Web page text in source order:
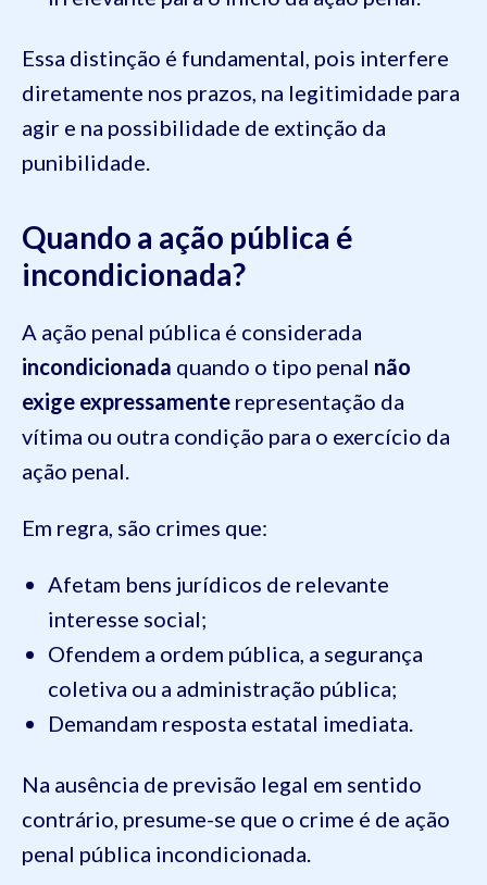
Essa distinção é fundamental, pois interfere
diretamente nos prazos, na legitimidade para
agir e na possibilidade de extinção da
punibilidade.
Quando a ação pública é
incondicionada?
A ação penal pública é considerada
incondicionada quando o tipo penal não
exige expressamente representação da
vítima ou outra condição para o exercício da
ação penal.
Em regra, são crimes que:
Afetam bens jurídicos de relevante
interesse social;
Ofendem a ordem pública, a segurança
coletiva ou a administração pública;
Demandam resposta estatal imediata.
Na ausência de previsão legal em sentido
contrário, presume-se que o crime é de ação
penal pública incondicionada.